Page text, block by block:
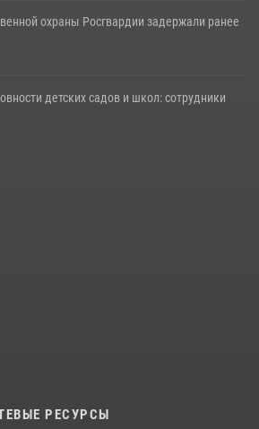
охраны Росгвардии задержали ранее
детских садов и школ: сотрудники
РЕСУРСЫ